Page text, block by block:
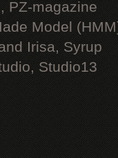
PZ-magazine
Model
Irisa, Syrup
Studio13